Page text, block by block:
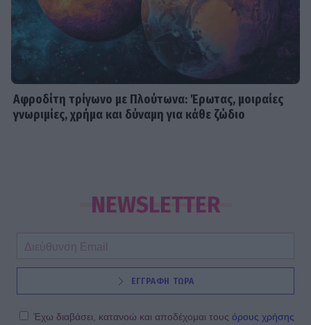
Αφροδίτη τρίγωνο με Πλούτωνα: Έρωτας, μοιραίες
γνωριμίες, χρήμα και δύναμη για κάθε ζώδιο
NEWSLETTER
ΕΓΓΡΑΦΗ ΤΩΡΑ
Έχω διαβάσει, κατανοώ και αποδέχομαι τους όρους χρήσης